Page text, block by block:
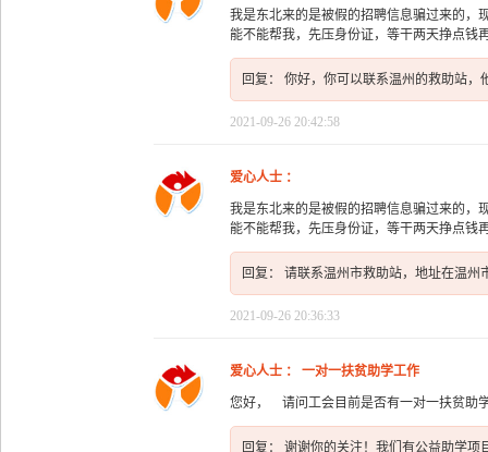
我是东北来的是被假的招聘信息骗过来的，
能不能帮我，先压身份证，等干两天挣点钱
回复： 你好，你可以联系温州的救助站，
2021-09-26 20:42:58
爱心人士 ：
我是东北来的是被假的招聘信息骗过来的，
能不能帮我，先压身份证，等干两天挣点钱
回复： 请联系温州市救助站，地址在温州
2021-09-26 20:36:33
爱心人士 ： 一对一扶贫助学工作
您好， 请问工会目前是否有一对一扶贫
回复： 谢谢你的关注！我们有公益助学项